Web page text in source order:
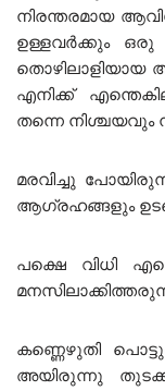
നിരന്തരമായ
ഉള്ളവർക്കും
തൊഴിലാളിയായ
എനിക്ക്
തന്നെ നിശ്ചയവും
മരവിച്ചു
ആഗ്രഹങ്ങളും
പക്ഷെ വിധി
കണ്ണെഴുതി
അയിരുന്നു